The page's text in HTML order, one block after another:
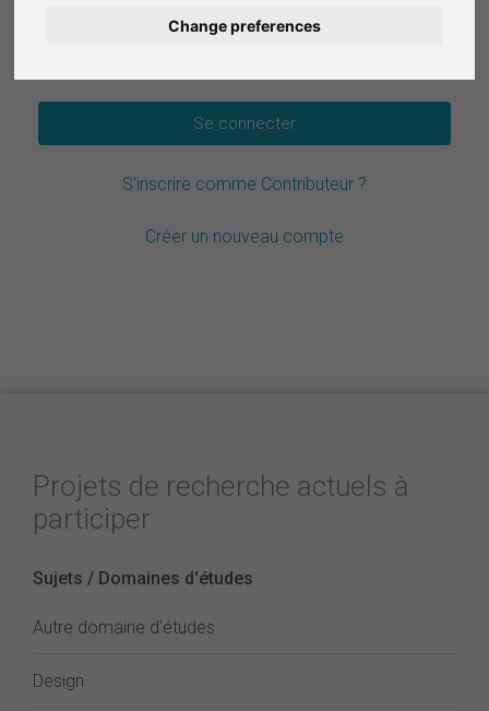
Change preferences
S'inscrire comme Contributeur ?
Créer un nouveau compte
Projets de recherche actuels à
participer
Sujets / Domaines d'études
Autre domaine d'études
Design
Deutsch
Español
Italiano